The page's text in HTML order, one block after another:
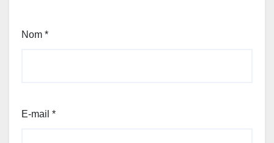
Nom *
E-mail *